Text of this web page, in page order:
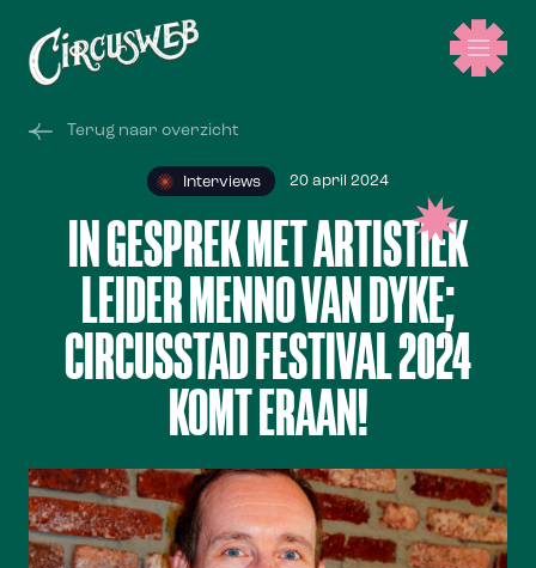
Terug naar overzicht
Interviews 20 april 2024
IN GESPREK MET ARTISTIEK
LEIDER MENNO VAN DYKE;
CIRCUSSTAD FESTIVAL 2024
KOMT ERAAN!